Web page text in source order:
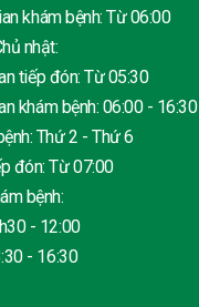
bệnh: Từ 06:00
nhật:
đón: Từ 05:30
bệnh: 06:00 - 16:30
Thứ 2 - Thứ 6
đón: Từ 07:00
bệnh:
- 12:00
- 16:30